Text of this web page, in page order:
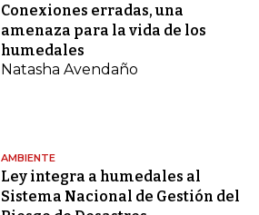
Conexiones erradas, una
amenaza para la vida de los
humedales
Natasha Avendaño
AMBIENTE
Ley integra a humedales al
Sistema Nacional de Gestión del